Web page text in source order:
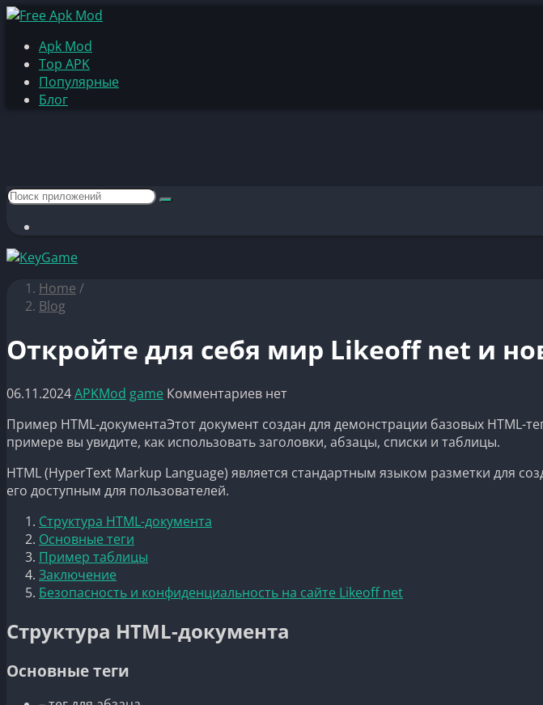
Apk Mod
Top APK
Популярные
Блог
Home /
Blog
Откройте для себя мир Likeoff net и
06.11.2024APKMod game Комментариев нет
Пример HTML-документаЭтот документ создан для демонстрации базовых HTML-
примере вы увидите, как использовать заголовки, абзацы, списки и таблицы.
HTML (HyperText Markup Language) является стандартным языком разметки для
его доступным для пользователей.
Структура HTML-документа
Основные теги
Пример таблицы
Заключение
Безопасность и конфиденциальность на сайте Likeoff net
Структура HTML-документа
Основные теги